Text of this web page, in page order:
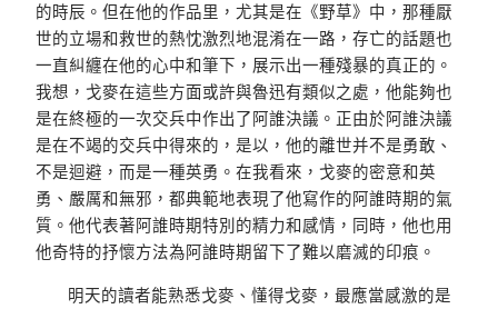
的時辰。但在他的作品里，尤其是在《野草》中，那種厭
世的立場和救世的熱忱激烈地混淆在一路，存亡的話題也
一直糾纏在他的心中和筆下，展示出一種殘暴的真正的。
我想，戈麥在這些方面或許與魯迅有類似之處，他能夠也
是在終極的一次交兵中作出了阿誰決議。正由於阿誰決議
是在不竭的交兵中得來的，是以，他的離世并不是勇敢、
不是迴避，而是一種英勇。在我看來，戈麥的密意和英
勇、嚴厲和無邪，都典範地表現了他寫作的阿誰時期的氣
質。他代表著阿誰時期特別的精力和感情，同時，他也用
他奇特的抒懷方法為阿誰時期留下了難以磨滅的印痕。
明天的讀者能熟悉戈麥、懂得戈麥，最應當感激的是